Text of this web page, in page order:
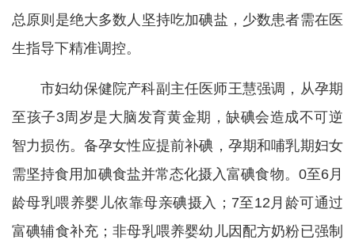
总原则是绝大多数人坚持吃加碘盐，少数患者需在医
生指导下精准调控。
市妇幼保健院产科副主任医师王慧强调，从孕期
至孩子3周岁是大脑发育黄金期，缺碘会造成不可逆
智力损伤。备孕女性应提前补碘，孕期和哺乳期妇女
需坚持食用加碘食盐并常态化摄入富碘食物。0至6月
龄母乳喂养婴儿依靠母亲碘摄入；7至12月龄可通过
富碘辅食补充；非母乳喂养婴幼儿因配方奶粉已强制